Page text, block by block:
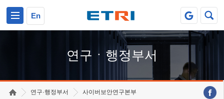
En
연구ㆍ행정부서
연구·행정부서
사이버보안연구본부